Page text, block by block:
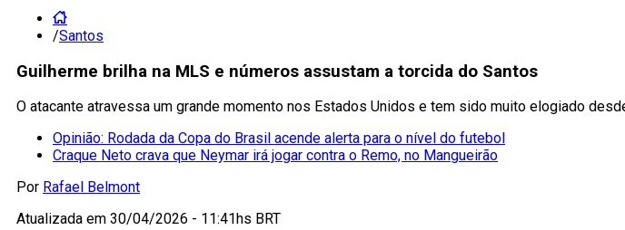
/Santos
Guilherme brilha na MLS e números assustam a torcida do Santos
O atacante atravessa um grande momento nos Estados Unidos e tem sido muito elogiado
Opinião: Rodada da Copa do Brasil acende alerta para o nível do futebol
Craque Neto crava que Neymar irá jogar contra o Remo, no Mangueirão
Por Rafael Belmont
Atualizada em 30/04/2026 - 11:41hs BRT